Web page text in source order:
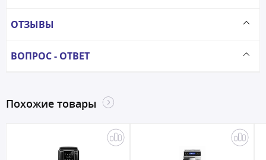
ОТЗЫВЫ
ВОПРОС - ОТВЕТ
Похожие товары